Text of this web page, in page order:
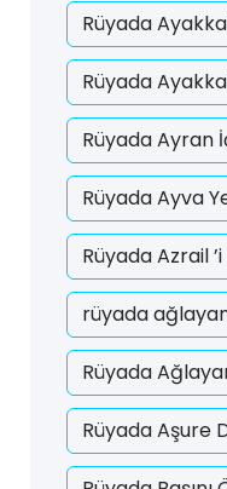
Rüyada
Rüyada
Rüyada Ayran
Rüyada Ayva
Rüyada Azrail
rüyada
Rüyada
Rüyada Aşure